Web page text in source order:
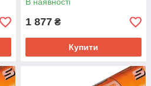
1 877 ₴
Купити